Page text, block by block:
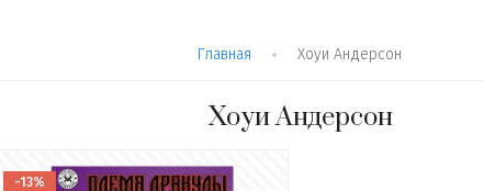
Главная Хоуи Андерсон
Хоуи Андерсон
-13%